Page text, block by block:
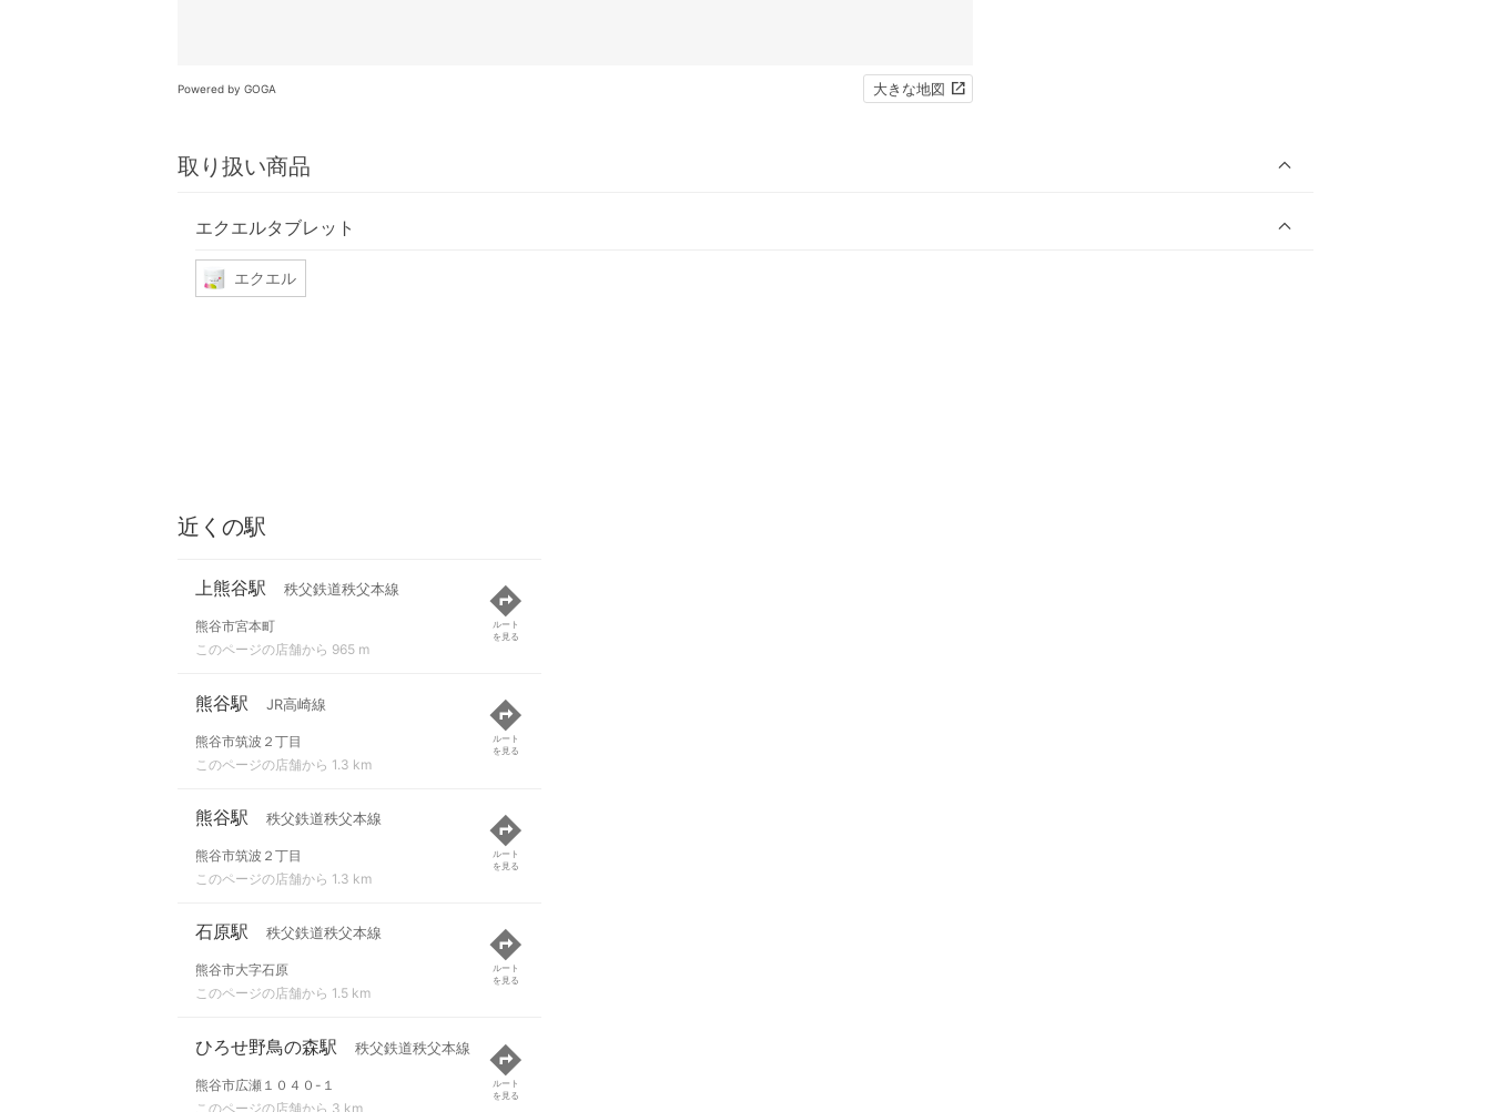
Powered by GOGA 大きな地図
取り扱い商品
エクエルタブレット
エクエル
近くの駅
上熊谷駅 秩父鉄道秩父本線
熊谷市宮本町
このページの店舗から 965 m
ルート
を見る
熊谷駅 JR高崎線
熊谷市筑波２丁目
このページの店舗から 1.3 km
ルート
を見る
熊谷駅 秩父鉄道秩父本線
熊谷市筑波２丁目
このページの店舗から 1.3 km
ルート
を見る
石原駅 秩父鉄道秩父本線
熊谷市大字石原
このページの店舗から 1.5 km
ルート
を見る
ひろせ野鳥の森駅 秩父鉄道秩父本線
熊谷市広瀬１０４０-１
このページの店舗から 3 km
ルート
を見る